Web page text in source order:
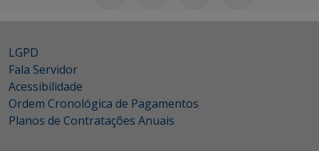
LGPD
Fala Servidor
Acessibilidade
Ordem Cronológica de Pagamentos
Planos de Contratações Anuais